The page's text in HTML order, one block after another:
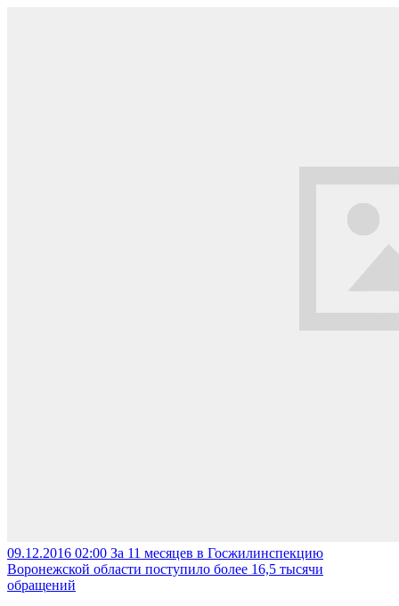
09.12.2016 02:00 За 11 месяцев в Госжилинспекцию
Воронежской области поступило более 16,5 тысячи
обращений